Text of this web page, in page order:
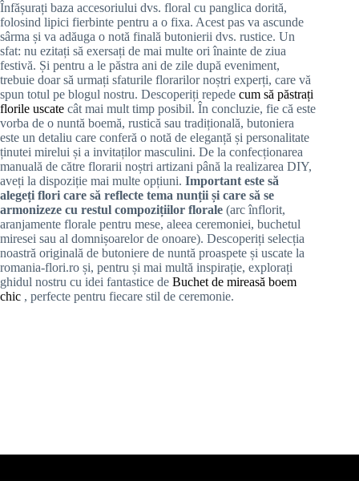
Înfășurați baza accesoriului dvs. floral cu panglica dorită,
folosind lipici fierbinte pentru a o fixa. Acest pas va ascunde
sârma și va adăuga o notă finală butonierii dvs. rustice. Un
sfat: nu ezitați să exersați de mai multe ori înainte de ziua
festivă. Și pentru a le păstra ani de zile după eveniment,
trebuie doar să urmați sfaturile florarilor noștri experți, care vă
spun totul pe blogul nostru. Descoperiți repede cum să păstrați
florile uscate cât mai mult timp posibil. În concluzie, fie că este
vorba de o nuntă boemă, rustică sau tradițională, butoniera
este un detaliu care conferă o notă de eleganță și personalitate
ținutei mirelui și a invitaților masculini. De la confecționarea
manuală de către florarii noștri artizani până la realizarea DIY,
aveți la dispoziție mai multe opțiuni. Important este să
alegeți flori care să reflecte tema nunții și care să se
armonizeze cu restul compozițiilor florale (arc înflorit,
aranjamente florale pentru mese, aleea ceremoniei, buchetul
miresei sau al domnișoarelor de onoare). Descoperiți selecția
noastră originală de butoniere de nuntă proaspete și uscate la
romania-flori.ro și, pentru și mai multă inspirație, explorați
ghidul nostru cu idei fantastice de Buchet de mireasă boem
chic , perfecte pentru fiecare stil de ceremonie.